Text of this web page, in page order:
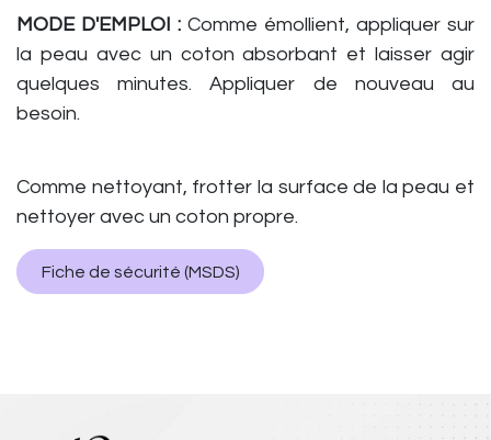
MODE D'EMPLOI : Comme émollient, appliquer sur
la peau avec un coton absorbant et laisser agir
quelques minutes. Appliquer de nouveau au
besoin.
Comme nettoyant, frotter la surface de la peau et
nettoyer avec un coton propre.
Fiche de sécurité (MSDS)